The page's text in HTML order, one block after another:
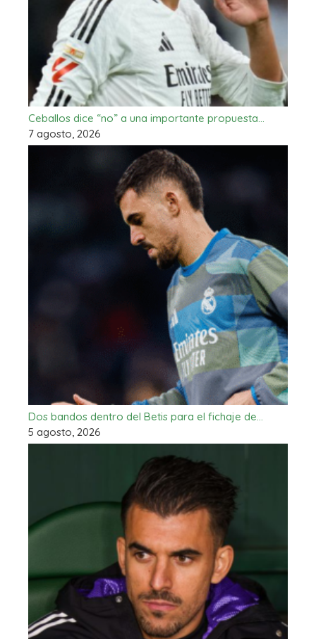
Ceballos dice “no” a una importante propuesta…
7 agosto, 2026
Dos bandos dentro del Betis para el fichaje de…
5 agosto, 2026